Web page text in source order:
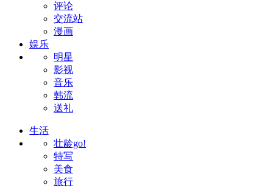
评论
交流站
漫画
娱乐
明星
影视
音乐
韩流
送礼
生活
壮龄go!
特写
美食
旅行